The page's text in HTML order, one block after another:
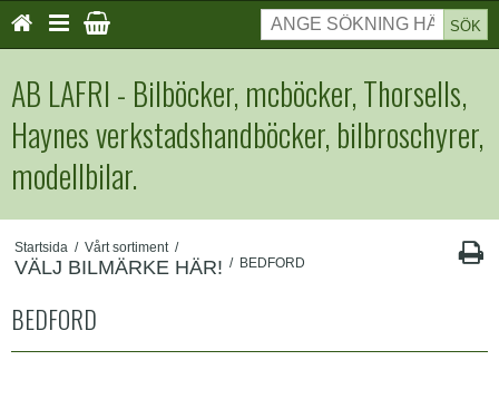
SÖK
AB LAFRI - Bilböcker, mcböcker, Thorsells,
Haynes verkstadshandböcker, bilbroschyrer,
modellbilar.
Startsida / Vårt sortiment /
VÄLJ BILMÄRKE HÄR! / BEDFORD
BEDFORD